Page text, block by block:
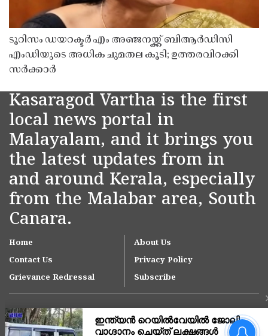
ടൂറിസം ഡയറക്ടർ എം അഞ്ജനയ്ക്ക് ബിആർഡിസി
എംഡിയുടെ അധിക ചുമതല കൂടി; ഉത്തരവിറക്കി
സർക്കാർ
Kasaragod Vartha is the first
local news portal in
Malayalam, and it brings you
the latest updates from in
and around Kerala, especially
from the Malabar area, South
Canara.
Home
About Us
Contact Us
Privacy Policy
Grievance Redressal
Subscribe
ഓപ്പറേഷൻ തൂഫാൻ;